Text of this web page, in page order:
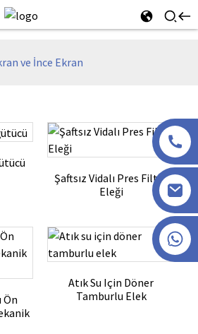
+86 13915386051
ve İnce Ekran
Şaftsız Vidalı Pres Filtre
Eleği
Ön
Atık Su Için Döner
Tamburlu Elek